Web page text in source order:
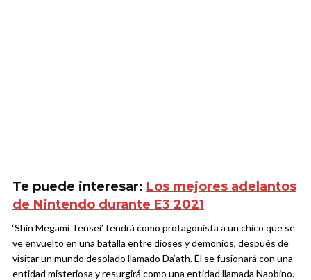
Te puede interesar: Los mejores adelantos
de Nintendo durante E3 2021
‘Shin Megami Tensei’ tendrá como protagonista a un chico que se
ve envuelto en una batalla entre dioses y demonios, después de
visitar un mundo desolado llamado Da’ath. Él se fusionará con una
entidad misteriosa y resurgirá como una entidad llamada Naobino.